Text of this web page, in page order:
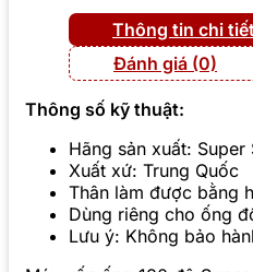
Thông tin chi
Đánh giá (0)
Thông số kỹ thuật:
Hãng sản xuất: Super
Xuất xứ: Trung Quốc
Thân làm được bằng
Dùng riêng cho ống
Lưu ý: Không bảo